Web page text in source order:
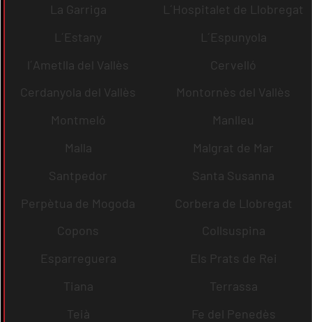
La Garriga
L´Hospitalet de Llobregat
L´Estany
L´Espunyola
l´Ametlla del Vallès
Cervelló
Cerdanyola del Vallès
Montornès del Vallès
Montmeló
Manlleu
Malla
Malgrat de Mar
Santpedor
Santa Susanna
Perpètua de Mogoda
Corbera de Llobregat
Copons
Collsuspina
Esparreguera
Els Prats de Rei
Tiana
Terrassa
Teià
Fe del Penedès